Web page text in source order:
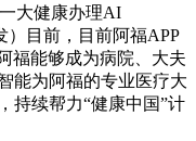
大健康办理AI
）目前，目前阿福APP
福能够成为病院、大夫
能为阿福的专业医疗大
持续帮力“健康中国”计